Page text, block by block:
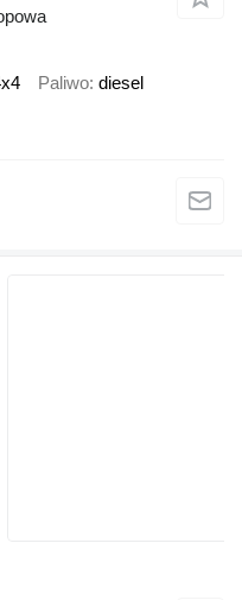
Paliwo diesel